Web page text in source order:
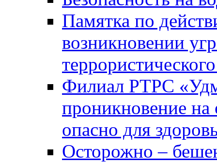
Памятка по
возникновении
Филиал РТРС
проникновение на
опасно для
Осторожно –